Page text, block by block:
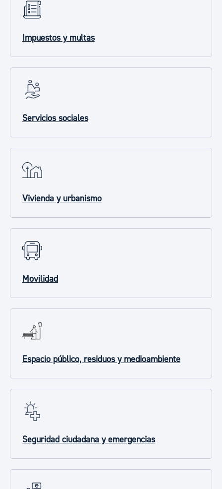
Impuestos y multas
Servicios sociales
Vivienda y urbanismo
Movilidad
Espacio público, residuos y medioambiente
Seguridad ciudadana y emergencias